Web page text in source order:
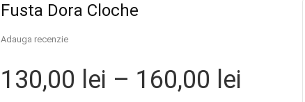
Fusta Dora Cloche
Adauga recenzie
130,00 lei – 160,00 lei